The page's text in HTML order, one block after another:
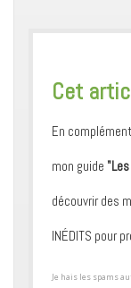
​Cet
En
mon guide
découvrir des
INÉDITS pour
​Je hais les spams